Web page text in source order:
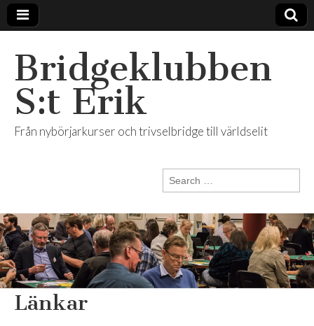
Bridgeklubben
S:t Erik
Från nybörjarkurser och trivselbridge till världselit
Search
for:
Länkar